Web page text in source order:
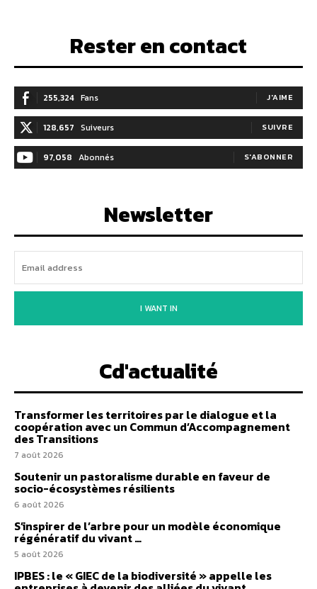
Rester en contact
255,324 Fans J'AIME
128,657 Suiveurs SUIVRE
97,058 Abonnés S'ABONNER
Newsletter
I WANT IN
Cd'actualité
Transformer les territoires par le dialogue et la
coopération avec un Commun d’Accompagnement
des Transitions
7 août 2026
Soutenir un pastoralisme durable en faveur de
socio-écosystèmes résilients
6 août 2026
S’inspirer de l’arbre pour un modèle économique
régénératif du vivant …
5 août 2026
IPBES : le « GIEC de la biodiversité » appelle les